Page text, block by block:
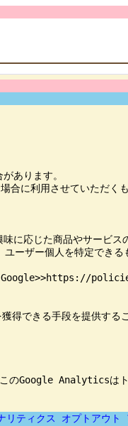
あります。
に利用させていただく
応じた商品やサービス
ーザー個人を特定できる
– Google>>https://
できる手段を提供する
Google Analyticsはト
ナリティクス オプ